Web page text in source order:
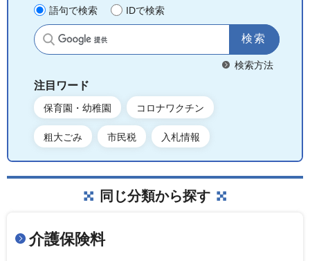
語句で検索 IDで検索
サイト内検索
検索方法
注目ワード
保育園・幼稚園 コロナワクチン
粗大ごみ 市民税 入札情報
同じ分類から探す
介護保険料